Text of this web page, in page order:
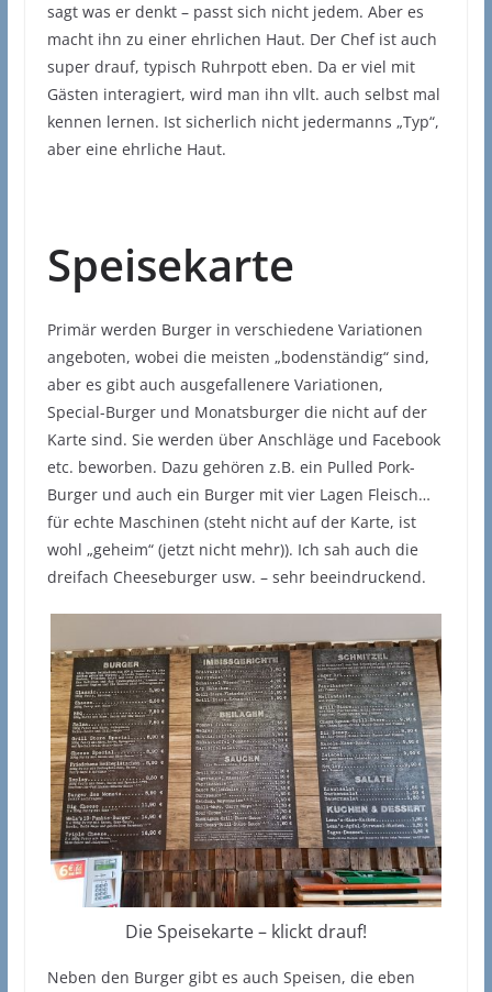
sagt was er denkt – passt sich nicht jedem. Aber es
macht ihn zu einer ehrlichen Haut. Der Chef ist auch
super drauf, typisch Ruhrpott eben. Da er viel mit
Gästen interagiert, wird man ihn vllt. auch selbst mal
kennen lernen. Ist sicherlich nicht jedermanns „Typ“,
aber eine ehrliche Haut.
Speisekarte
Primär werden Burger in verschiedene Variationen
angeboten, wobei die meisten „bodenständig“ sind,
aber es gibt auch ausgefallenere Variationen,
Special-Burger und Monatsburger die nicht auf der
Karte sind. Sie werden über Anschläge und Facebook
etc. beworben. Dazu gehören z.B. ein Pulled Pork-
Burger und auch ein Burger mit vier Lagen Fleisch…
für echte Maschinen (steht nicht auf der Karte, ist
wohl „geheim“ (jetzt nicht mehr)). Ich sah auch die
dreifach Cheeseburger usw. – sehr beeindruckend.
Die Speisekarte – klickt drauf!
Neben den Burger gibt es auch Speisen, die eben